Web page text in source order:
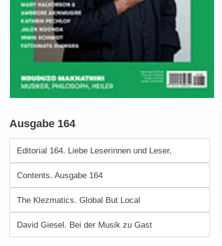
Ausgabe 164
Editorial 164. Liebe Leserinnen und Leser,
Contents. Ausgabe 164
The Klezmatics. Global But Local
David Giesel. Bei der Musik zu Gast